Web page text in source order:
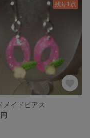
残り1点
メイドピアス